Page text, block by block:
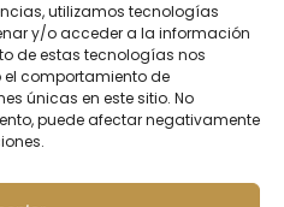
utilizamos tecnologías
y/o acceder a la información
de estas tecnologías nos
comportamiento de
únicas en este sitio. No
puede afectar negativamente
Es importante realizar
y concertar consultas
tomar una decisión
equipo médico para
【+34 620 729 330】